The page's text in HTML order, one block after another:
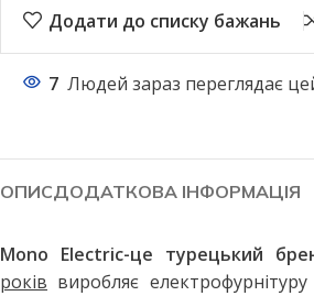
Додати до списку бажань
7 Людей зараз переглядає
ОПИСДОДАТКОВА ІНФОРМАЦІЯ
Mono Electric-це турецький
років виробляє